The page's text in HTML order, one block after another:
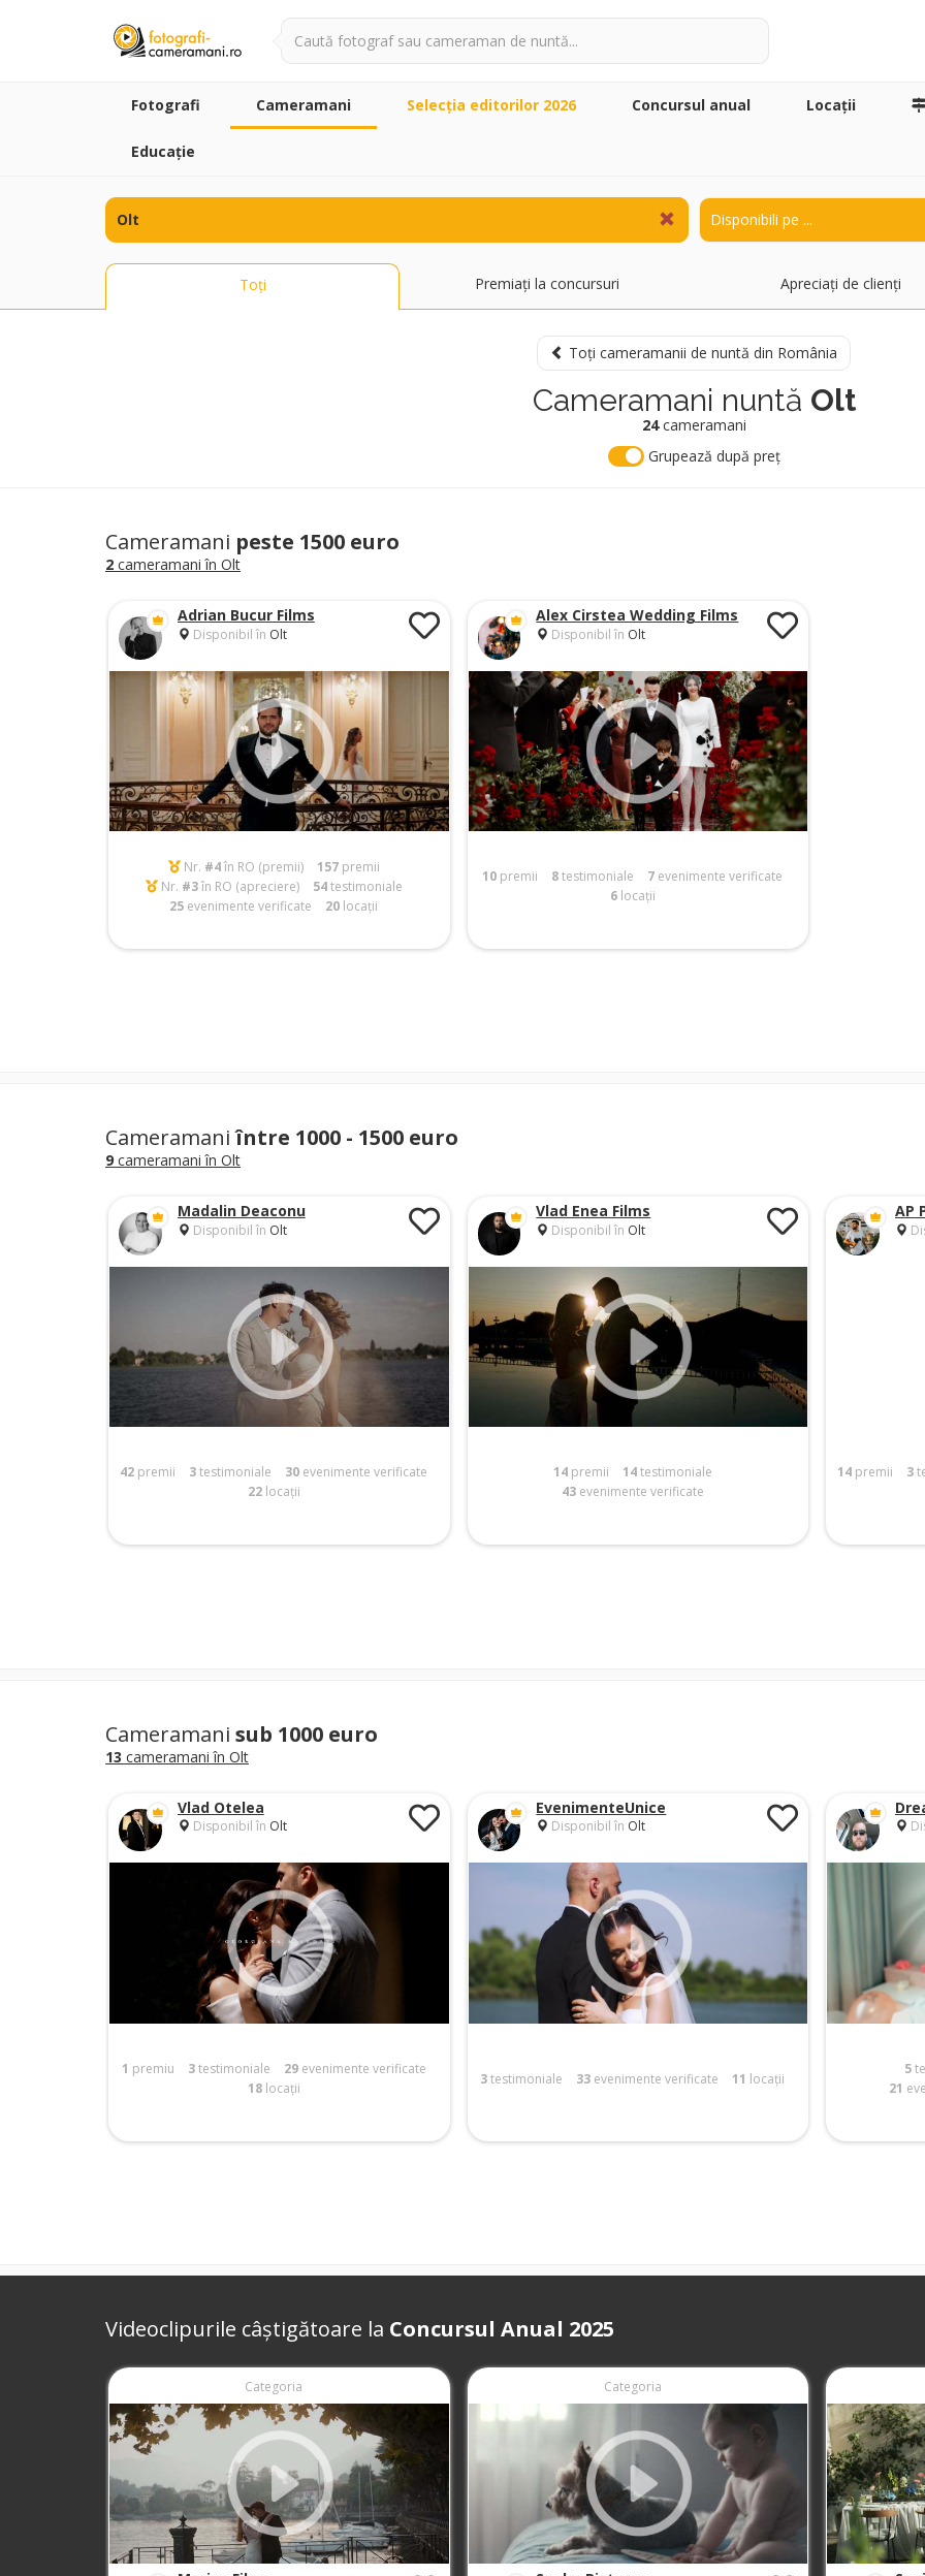
Fotografi Cameramani Selecţia editorilor 2026 Concursul anual Locaţii
Educație
Toți Premiați la concursuri Apreciați de clienți
Toți cameramanii de nuntă din România
Cameramani nuntă Olt
24cameramani
Grupează după preț
Cameramani peste 1500 euro
2 cameramani în Olt
Adrian Bucur Films
Disponibil în Olt
Nr. #4în RO (premii) 157premii
Nr. #3în RO (apreciere) 54testimoniale
25 evenimente verificate 20 locații
Alex Cirstea Wedding Films
Disponibil în Olt
10 premii 8testimoniale 7 evenimente verificate
6locații
Cameramaniîntre 1000 - 1500 euro
9 cameramani în Olt
Madalin Deaconu
Disponibil în Olt
42 premii 3testimoniale 30 evenimente verificate
22locații
Vlad Enea Films
Disponibil în Olt
14premii 14testimoniale
43evenimente verificate
AP
14 premii 3
Cameramani sub 1000 euro
13 cameramani în Olt
Vlad Otelea
Disponibil în Olt
1 premiu 3testimoniale 29evenimente verificate
18locații
EvenimenteUnice
Disponibil în Olt
3testimoniale 33 evenimente verificate 11 locații
5
21
Videoclipurile câștigătoare la Concursul Anual 2025
Categoria Categoria